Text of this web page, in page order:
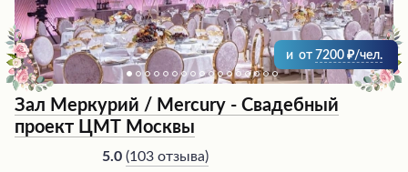
различные виды массажа, выполняемых опытными
мастерами.
и от 7200 /чел.
Зал Меркурий / Mercury - Свадебный
проект ЦМТ Москвы
5.0 (103 отзыва)